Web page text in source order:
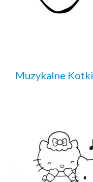
Muzykalne Kotki